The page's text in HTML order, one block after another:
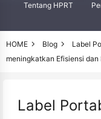
Tentang HPRT
HOME Blog
Label
meningkatkan Efisiensi
Label